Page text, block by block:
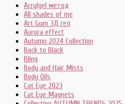
Acrylgel метод
All shades of me
Art Gum 3Д гел
Aurora effect
Autumn 2024 Collection
Back to Black
Bling
Body and Hair Mists
Body Oils
Cat Eye 2023
Cat Eye Magnets